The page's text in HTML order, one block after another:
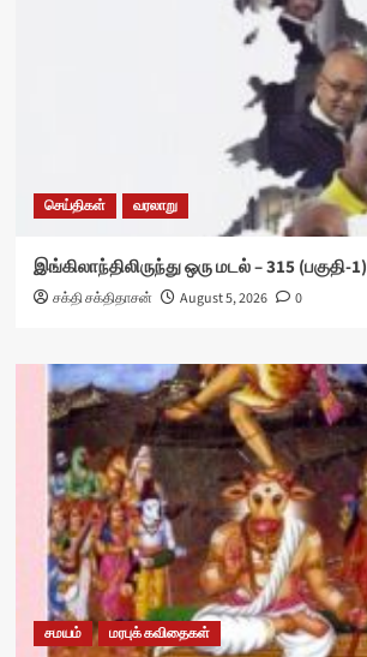
செய்திகள் வரலாறு
இங்கிலாந்திலிருந்து ஒரு மடல் – 315 (பகுதி-1)
சக்தி சக்திதாசன் August 5, 2026 0
சமயம் மரபுக் கவிதைகள்